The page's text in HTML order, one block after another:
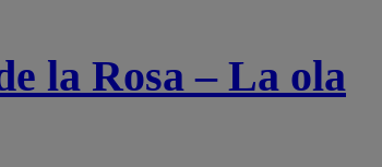
la Rosa – La ola